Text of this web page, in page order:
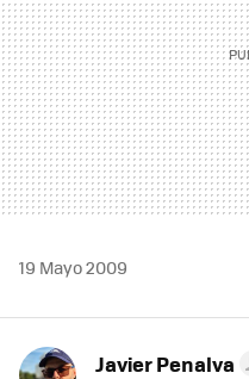
19 Mayo 2009
Javier Penalva